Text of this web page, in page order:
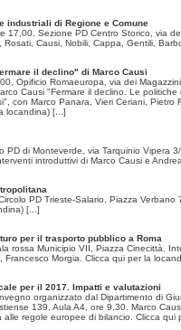
industriali di Regione e Comune
17,00. Sezione PD Centro Storico, via
Rosati, Causi, Nobili, Cappa, Gentili,
il declino" di Marco Causi
Opificio Romaeuropa, via dei
Causi "Fermare il declino. Le
con Marco Panara, Vieri Ceriani, Pietro
locandina) [...]
PD di Monteverde, via Tarquinio Vipera
introduttivi di Marco Causi e
PD Trieste-Salario, Piazza Verbano
[...]
per il trasporto pubblico a Roma
rossa Municipio VII, Piazza Cinecittà.
Francesco Morgia. Clicca qui per la
per il 2017. Impatti e valutazioni
organizzato dal Dipartimento di
139, Aula A4, ore 9,30. Marco
regole europee di bilancio. Clicca qui